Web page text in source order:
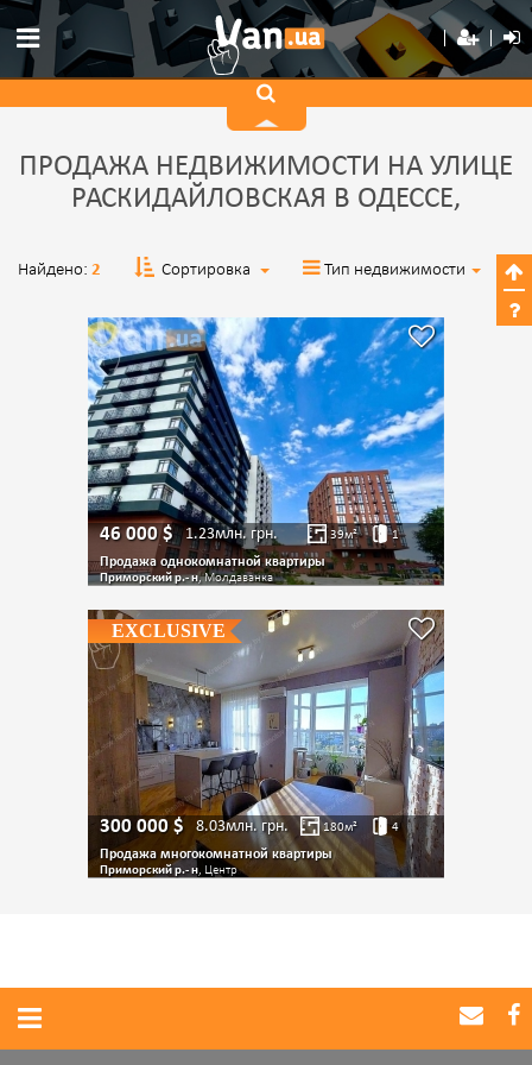
ПРОДАЖА НЕДВИЖИМОСТИ НА УЛИЦЕ
РАСКИДАЙЛОВСКАЯ В ОДЕССЕ,
Найдено: 2 Сортировка Тип недвижимости
46 000$ 1.23млн. грн. 39м² 1
Продажа однокомнатной квартиры
Приморский р.- н, Молдаванка
EXCLUSIVE
300 000 $ 8.03млн. грн. 180м² 4
Продажа многокомнатной квартиры
Приморский р.- н, Центр